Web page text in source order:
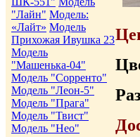
"Лайн" Модель:
«Лайт» Модель
Прихожая Ивушка 23
Модель
"Машенька-04"
Модель "Сорренто"
Модель "Леон-5"
Модель "Прага"
Модель "Твист"
Модель "Нео"